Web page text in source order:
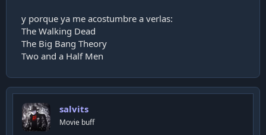
y porque ya me acostumbre a verlas:
The Walking Dead
The Big Bang Theory
Two and a Half Men
salvits
Movie buff